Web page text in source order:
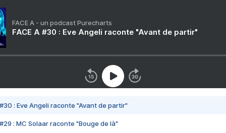
FACE A - un podcast Purecharts
FACE A #30 : Eve Angeli raconte "Avant de partir"
#30 : Eve Angeli raconte "Avant de partir"
#29 : MC Solaar raconte "Bouge de là"